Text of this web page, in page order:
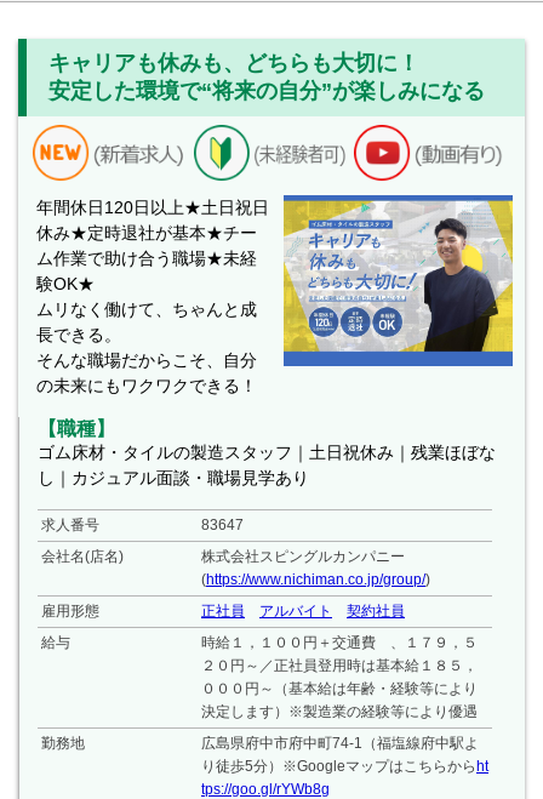
キャリアも休みも、どちらも大切に！
安定した環境で“将来の自分”が楽しみになる
年間休日120日以上★土日祝日
休み★定時退社が基本★チー
ム作業で助け合う職場★未経
験OK★
ムリなく働けて、ちゃんと成
長できる。
そんな職場だからこそ、自分
の未来にもワクワクできる！
【職種】
ゴム床材・タイルの製造スタッフ｜土日祝休み｜残業ほぼな
し｜カジュアル面談・職場見学あり
求人番号
83647
会社名(店名)
株式会社スピングルカンパニー
(https://www.nichiman.co.jp/group/)
雇用形態
正社員 アルバイト
契約社員
給与
時給１，１００円＋交通費 、１７９，５
２０円～／正社員登用時は基本給１８５，
０００円～（基本給は年齢・経験等により
決定します）※製造業の経験等により優遇
勤務地
広島県府中市府中町74-1（福塩線府中駅よ
り徒歩5分）※Googleマップはこちらからht
tps://goo.gl/rYWb8g